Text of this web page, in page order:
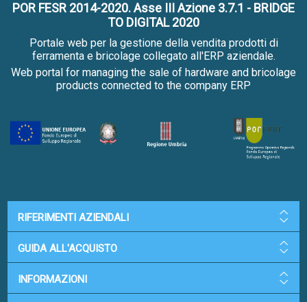
POR FESR 2014-2020. Asse III Azione 3.7.1 - BRIDGE
TO DIGITAL 2020
Portale web per la gestione della vendita prodotti di
ferramenta e bricolage collegato all'ERP aziendale.
Web portal for managing the sale of hardware and bricolage
products connected to the company ERP
RIFERIMENTI AZIENDALI
GUIDA ALL'ACQUISTO
INFORMAZIONI